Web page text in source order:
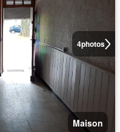
4photos
Maison